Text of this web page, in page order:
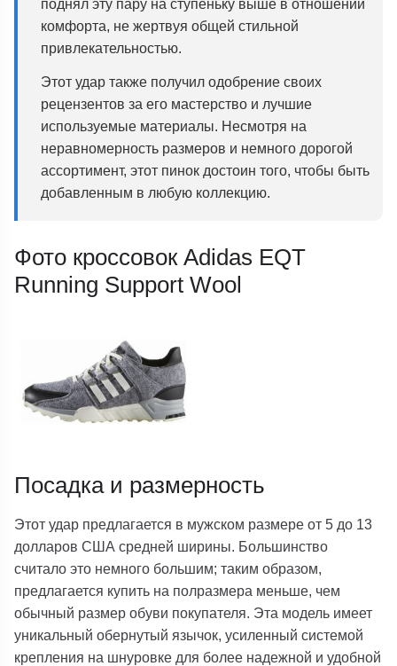
поднял эту пару на ступеньку выше в отношении
комфорта, не жертвуя общей стильной
привлекательностью.
Этот удар также получил одобрение своих
рецензентов за его мастерство и лучшие
используемые материалы. Несмотря на
неравномерность размеров и немного дорогой
ассортимент, этот пинок достоин того, чтобы быть
добавленным в любую коллекцию.
Фото кроссовок Adidas EQT
Running Support Wool
Посадка и размерность
Этот удар предлагается в мужском размере от 5 до 13
долларов США средней ширины. Большинство
считало это немного большим; таким образом,
предлагается купить на полразмера меньше, чем
обычный размер обуви покупателя. Эта модель имеет
уникальный обернутый язычок, усиленный системой
крепления на шнуровке для более надежной и удобной